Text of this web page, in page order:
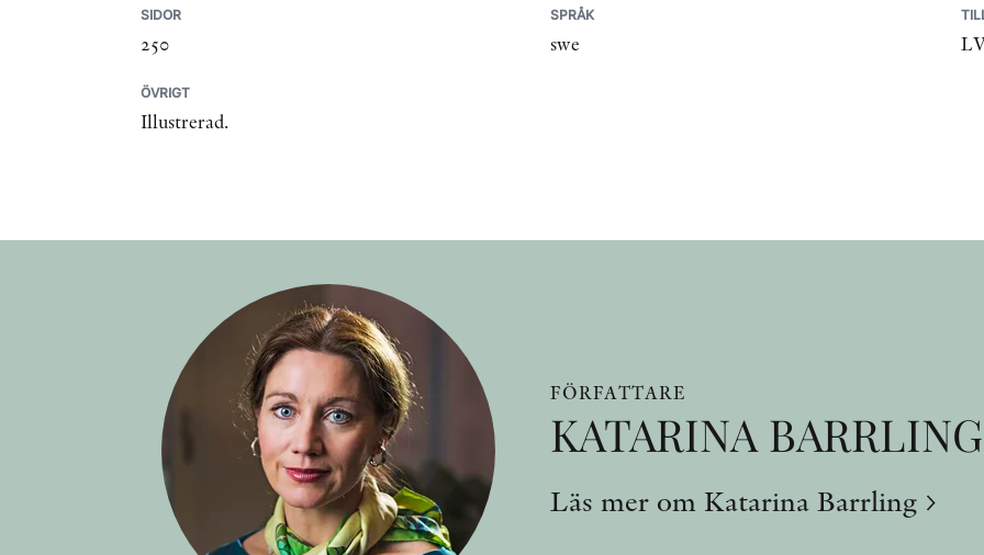
SIDOR
250
SPRÅK
swe
ÖVRIGT
Illustrerad.
FÖRFATTARE
KATARINA BARRLING
Läs mer om Katarina Barrling